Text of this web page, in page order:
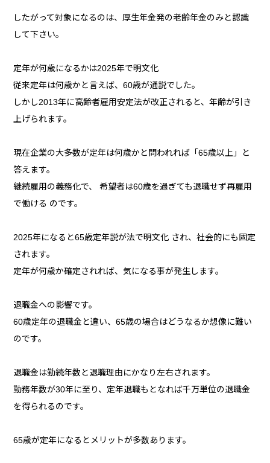
したがって対象になるのは、厚生年金発の老齢年金のみと認識
して下さい。
定年が何歳になるかは2025年で明文化
従来定年は何歳かと言えば、60歳が通説でした。
しかし2013年に高齢者雇用安定法が改正されると、年齢が引き
上げられます。
現在企業の大多数が定年は何歳かと問われれば「65歳以上」と
答えます。
継続雇用の義務化で、 希望者は60歳を過ぎても退職せず再雇用
で働ける のです。
2025年になると65歳定年説が法で明文化 され、社会的にも固定
されます。
定年が何歳か確定されれば、気になる事が発生します。
退職金への影響です。
60歳定年の退職金と違い、65歳の場合はどうなるか想像に難い
のです。
退職金は勤続年数と退職理由にかなり左右されます。
勤務年数が30年に至り、定年退職もとなれば千万単位の退職金
を得られるのです。
65歳が定年になるとメリットが多数あります。